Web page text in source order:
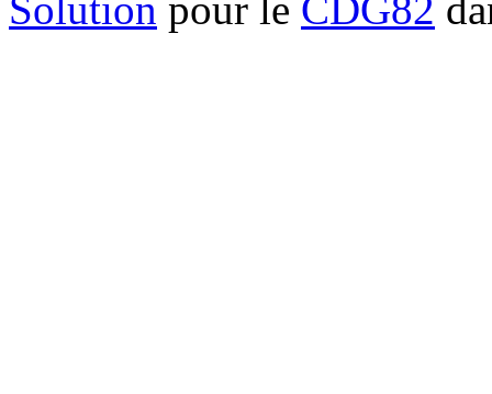
Solution pour le CDG82